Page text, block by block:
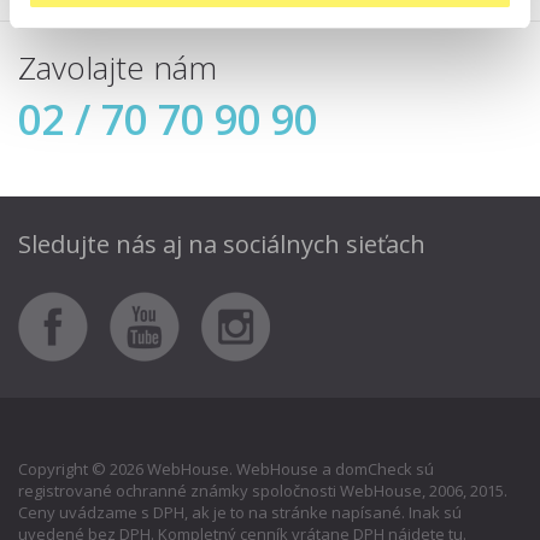
Zavolajte nám
02 / 70 70 90 90
Sledujte nás aj na sociálnych sieťach
Copyright © 2026 WebHouse. WebHouse a domCheck sú
registrované ochranné známky spoločnosti WebHouse, 2006, 2015.
Ceny uvádzame s DPH, ak je to na stránke napísané. Inak sú
uvedené bez DPH. Kompletný cenník vrátane DPH nájdete tu.